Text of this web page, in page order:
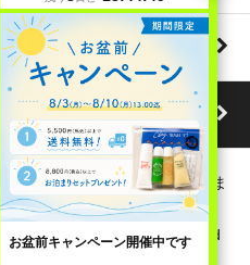
写真・文章の無断転載を禁じま
す。
ィクレイ. All Rights Reserved
お盆前キャンペーン開催中です